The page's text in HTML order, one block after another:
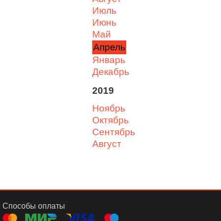
июль
июнь
май
апрель
январь
декабрь
2019
ноябрь
октябрь
сентябрь
август
Способы оплаты